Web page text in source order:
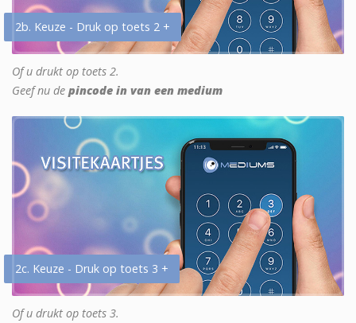
2b. Keuze - Druk op toets 2 +
Of u drukt op toets 2.
Geef nu de pincode in van een medium
2c. Keuze - Druk op toets 3 +
Of u drukt op toets 3.